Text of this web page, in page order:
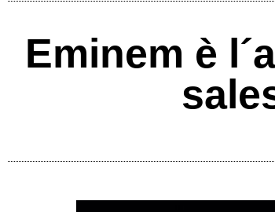
Eminem è